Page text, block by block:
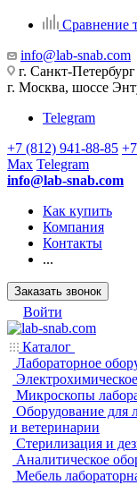
Сравнение
info@lab-snab.com
г. Санкт-
г. Москва, шоссе
Telegram
+7 (812) 941-88-85
Max Telegram
info@lab-snab.com
Как купить
Компания
Контакты
...
Заказать звонок
Войти
Каталог
Лабораторное
Микроскопы
Оборудование для
и ветеринарии
Стерилизация и
Аналитическое
Мебель